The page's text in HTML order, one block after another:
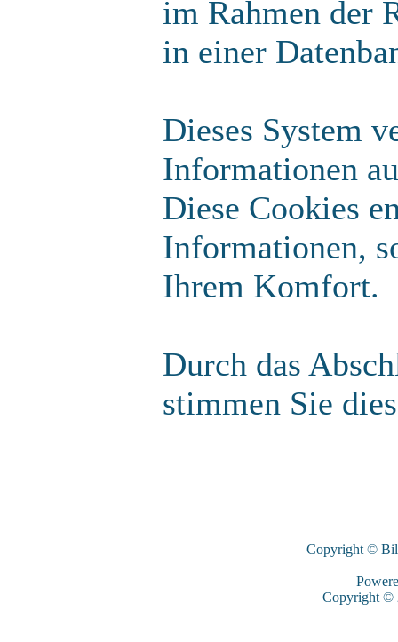
im Rahmen der
in einer
Dieses System
Informationen
Diese Cookies
Informationen,
Ihrem Komfort.
Durch das
stimmen Sie
Copyright ©
Copyright ©